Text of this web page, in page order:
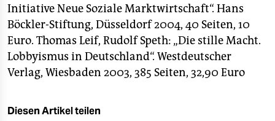
Initiative Neue Soziale Marktwirtschaft“. Hans
Böckler-Stiftung, Düsseldorf 2004, 40 Seiten, 10
Euro. Thomas Leif, Rudolf Speth: „Die stille Macht.
Lobbyismus in Deutschland“. Westdeutscher
Verlag, Wiesbaden 2003, 385 Seiten, 32,90 Euro
Diesen Artikel teilen